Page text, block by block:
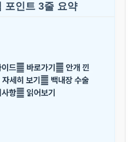
포인트 3줄 요약